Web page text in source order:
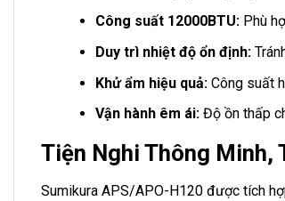
Công suất 12000BTU:Phù
Duy trì nhiệt độ ổn định:
Khử ẩm hiệu quả:Công suất
Vận hành êm ái:Độ ồn thấp
Tiện Nghi Thông Minh,
Sumikura APS/APO-H120 được tích